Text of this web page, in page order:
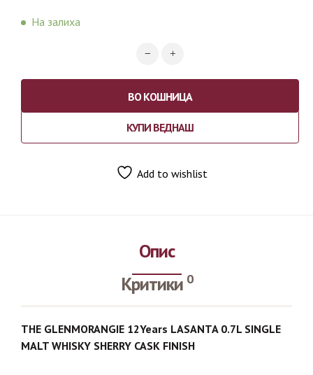
На залиха
ВО КОШНИЦА
КУПИ ВЕДНАШ
Add to wishlist
Опис
Критики 0
THE GLENMORANGIE 12Years LASANTA 0.7L SINGLE
MALT WHISKY SHERRY CASK FINISH